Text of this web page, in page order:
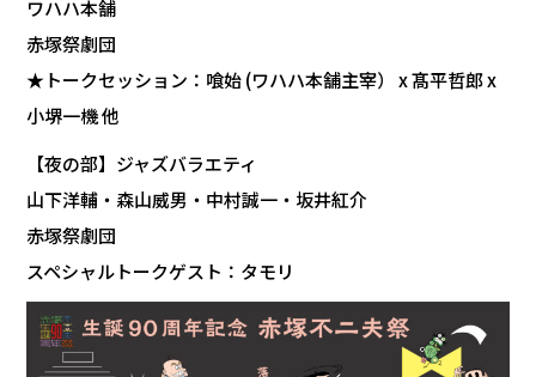
ワハハ本舗
赤塚祭劇団
★トークセッション：喰始 (ワハハ本舗主宰） x 髙平哲郎 x
小堺一機 他
【夜の部】ジャズバラエティ
山下洋輔・森山威男・中村誠一・坂井紅介
赤塚祭劇団
スペシャルトークゲスト：タモリ